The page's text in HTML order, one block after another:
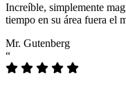
Increíble, simplemente
tiempo en su área fuera el
Mr. Gutenberg
“